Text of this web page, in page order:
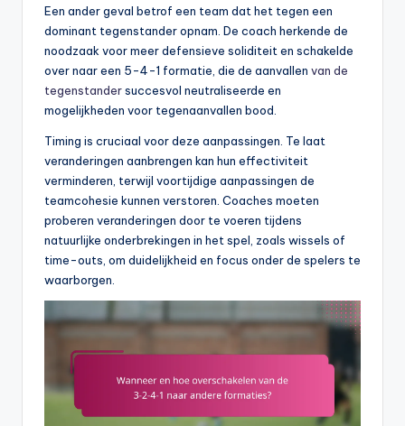
Een ander geval betrof een team dat het tegen een
dominant tegenstander opnam. De coach herkende de
noodzaak voor meer defensieve soliditeit en schakelde
over naar een 5-4-1 formatie, die de aanvallen van de
tegenstandersuccesvol neutraliseerde en
mogelijkheden voor tegenaanvallen bood.
Timing is cruciaal voor deze aanpassingen. Te laat
veranderingen aanbrengen kan hun effectiviteit
verminderen, terwijl voortijdige aanpassingen de
teamcohesie kunnen verstoren. Coaches moeten
proberen veranderingen door te voeren tijdens
natuurlijke onderbrekingen in het spel, zoals wissels of
time-outs, om duidelijkheid en focus onder de spelers te
waarborgen.